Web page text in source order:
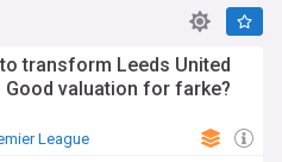
transform Leeds United
valuation for farke?
League